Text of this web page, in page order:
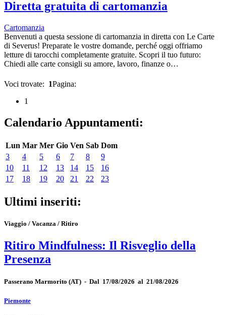
Diretta gratuita di cartomanzia
Cartomanzia
Benvenuti a questa sessione di cartomanzia in diretta con Le Carte
di Severus! Preparate le vostre domande, perché oggi offriamo
letture di tarocchi completamente gratuite. Scopri il tuo futuro:
Chiedi alle carte consigli su amore, lavoro, finanze o…
Voci trovate: 1Pagina:
1
Calendario Appuntamenti:
Lun Mar Mer Gio Ven Sab Dom
3
4 5 6 7 8
9
10
11 12 13 14 15
16
17
18 19 20 21 22 23
Ultimi inseriti:
Viaggio / Vacanza / Ritiro
Ritiro Mindfulness: Il Risveglio della
Presenza
Passerano Marmorito (AT) - Dal 17/08/2026 al 21/08/2026
Piemonte